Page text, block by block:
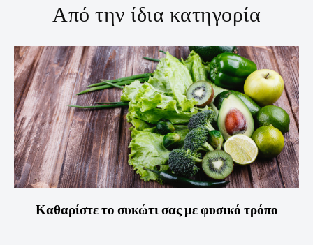
Από την ίδια κατηγορία
Καθαρίστε το συκώτι σας με φυσικό τρόπο